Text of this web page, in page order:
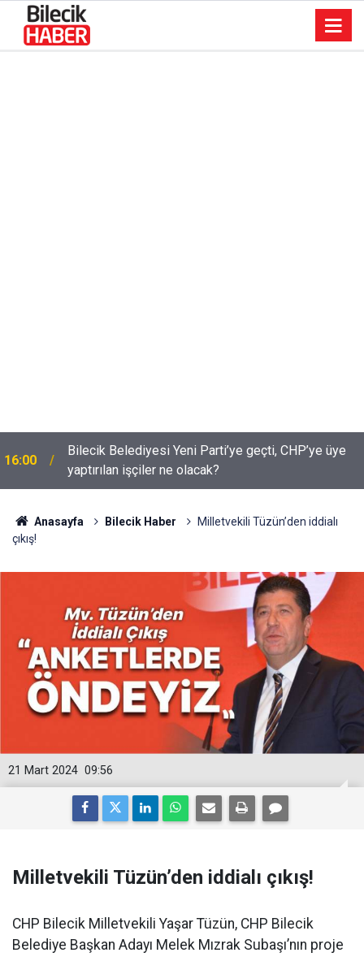
16:00
Bilecik Belediyesi Yeni Parti’ye geçti, CHP’ye üye
yaptırılan işçiler ne olacak?
Anasayfa Bilecik Haber
Milletvekili Tüzün’den iddialı
çıkış!
09:56
21 Mart 2024
Milletvekili Tüzün’den iddialı çıkış!
CHP Bilecik Milletvekili Yaşar Tüzün, CHP Bilecik
Belediye Başkan Adayı Melek Mızrak Subaşı’nın proje